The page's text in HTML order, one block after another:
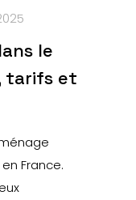
le
tarifs et
France.